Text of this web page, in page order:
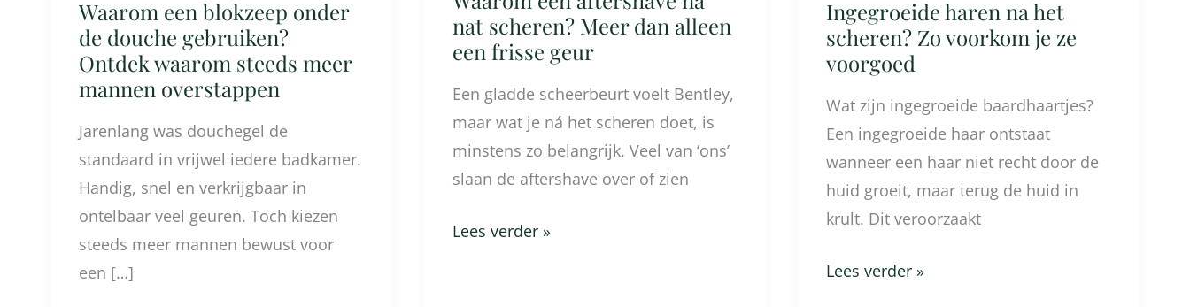
Waarom een blokzeep onder
de douche gebruiken?
Ontdek waarom steeds meer
mannen overstappen
Jarenlang was douchegel de
standaard in vrijwel iedere badkamer.
Handig, snel en verkrijgbaar in
ontelbaar veel geuren. Toch kiezen
steeds meer mannen bewust voor
een […]
steeds
meer
mannen
overstappen
nat scheren? Meer dan alleen
een frisse geur
Een gladde scheerbeurt voelt Bentley,
maar wat je ná het scheren doet, is
minstens zo belangrijk. Veel van ‘ons’
slaan de aftershave over of zien
een
frisse
geur
Lees verder »
Ingegroeide haren na het
scheren? Zo voorkom je ze
voorgoed
Wat zijn ingegroeide baardhaartjes?
Een ingegroeide haar ontstaat
wanneer een haar niet recht door de
huid groeit, maar terug de huid in
krult. Dit veroorzaakt
voorgoed
Lees verder »